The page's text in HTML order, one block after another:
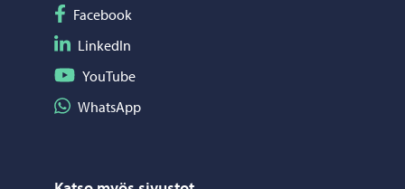
Seuraa Facebook
Facebook
Seuraa LinkedIn
LinkedIn
Seuraa YouTube
YouTube
Jaa WhatsApp
WhatsApp